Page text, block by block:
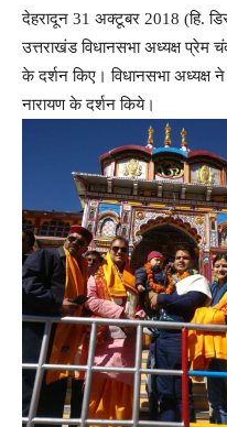
देहरादून 31 अक्टूबर 2018 (हि.
उत्तराखंड विधानसभा अध्यक्ष
के दर्शन किए। विधानसभा अध्यक्ष
नारायण के दर्शन किये।